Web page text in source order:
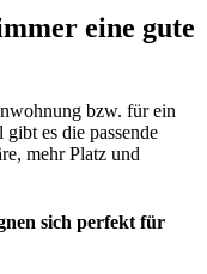
eine gute
bzw. für ein
es die passende
mehr Platz und
sich perfekt für